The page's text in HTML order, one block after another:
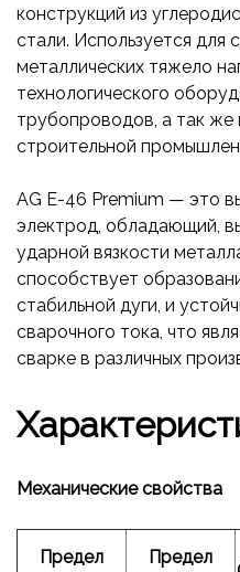
конструкций из
стали. Используется для
металлических тяжело
технологического
трубопроводов, а так же
строительной
AG E-46 Premium — это
электрод, обладающий,
ударной вязкости
способствует
стабильной дуги, и
сварочного тока, что
сварке в различных
Механические свойства
Предел
Предел